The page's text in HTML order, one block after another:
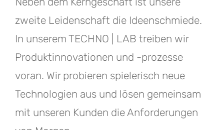
zweite Leidenschaft die Ideenschmiede.
In unserem TECHNO | LAB treiben wir
Produktinnovationen und -prozesse
voran. Wir probieren spielerisch neue
Technologien aus und lösen gemeinsam
mit unseren Kunden die Anforderungen